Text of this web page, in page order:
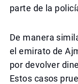
parte de la
De manera
el emirato de
por devolver
Estos casos